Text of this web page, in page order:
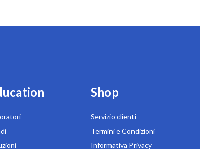
Shop
Servizio clienti
Termini e Condizioni
Informativa Privacy